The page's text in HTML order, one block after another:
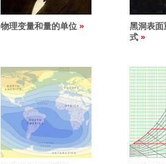
物理变量和量的单位
黑洞表面
式